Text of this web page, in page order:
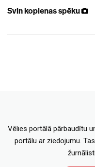
Svin kopienas spēku
Vēlies portālā pārbaudītu
portālu ar ziedojumu.